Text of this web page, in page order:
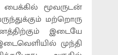
மூவருடன்
மற்றொரு
இடையே
முந்தி